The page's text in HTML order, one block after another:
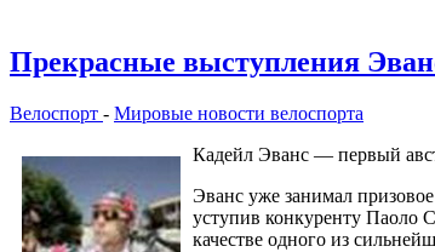
Прекрасные выступления
Велоспорт - Мировые новости велоспорта
Кадейл Эванс — первый
Эванс уже занимал
уступив конкуренту Паоло
качестве одного из